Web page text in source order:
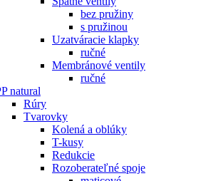
bez pružiny
s pružinou
Uzatváracie klapky
ručné
Membránové ventily
ručné
natural
Rúry
Tvarovky
Kolená a oblúky
T-kusy
Redukcie
Rozoberateľné spoje